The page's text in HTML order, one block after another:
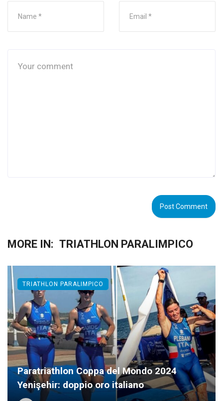
MORE IN: TRIATHLON PARALIMPICO
Paratriathlon Coppa del Mondo 2024
Yenişehir: doppio oro italiano
TRIATHLON PARALIMPICO